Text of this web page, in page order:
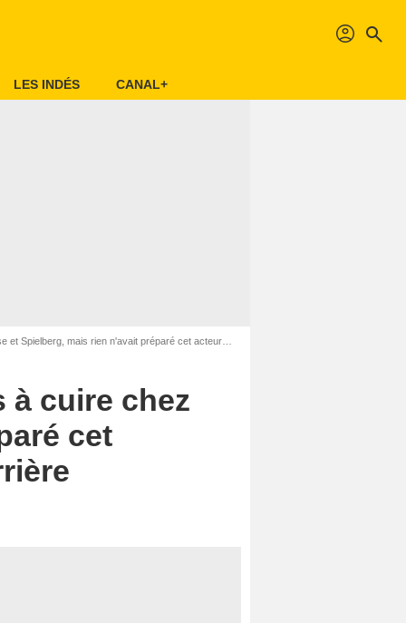
profil search
LES INDÉS CANAL+
préparé cet acteur culte au rôle le plus difficile de sa carrière
cuire chez
cet